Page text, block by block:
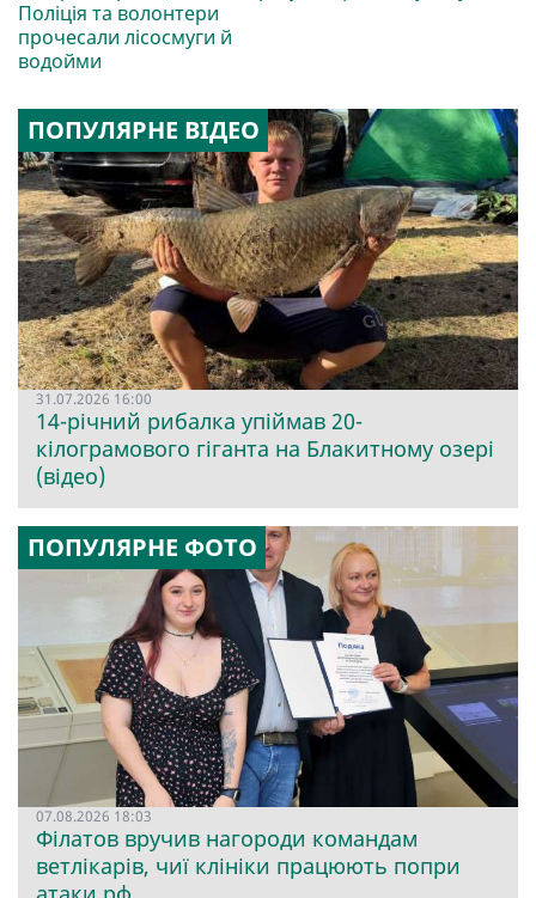
Поліція та волонтери
прочесали лісосмуги й
водойми
ПОПУЛЯРНЕ ВІДЕО
31.07.2026 16:00
14-річний рибалка упіймав 20-
кілограмового гіганта на Блакитному озері
(відео)
ПОПУЛЯРНЕ ФОТО
07.08.2026 18:03
Філатов вручив нагороди командам
ветлікарів, чиї клініки працюють попри